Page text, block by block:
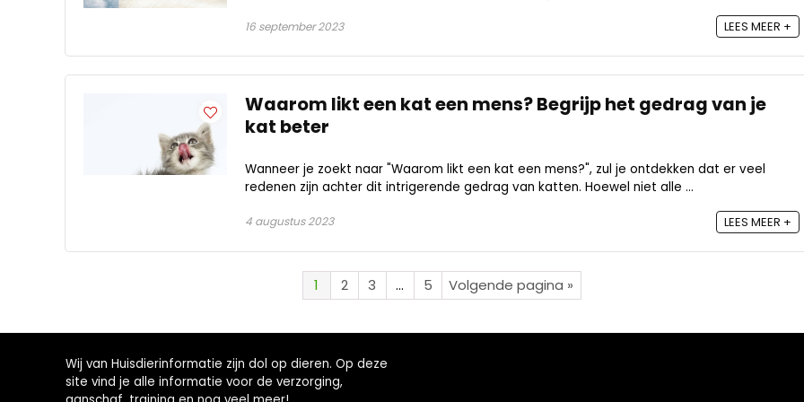
16 september 2023 LEES MEER +
Waarom likt een kat een mens? Begrijp het gedrag van je
kat beter
Wanneer je zoekt naar "Waarom likt een kat een mens?", zul je ontdekken dat er veel
redenen zijn achter dit intrigerende gedrag van katten. Hoewel niet alle ...
4 augustus 2023 LEES MEER +
1 2 3 … 5 Volgende pagina »
Wij van Huisdierinformatie zijn dol op dieren. Op deze
site vind je alle informatie voor de verzorging,